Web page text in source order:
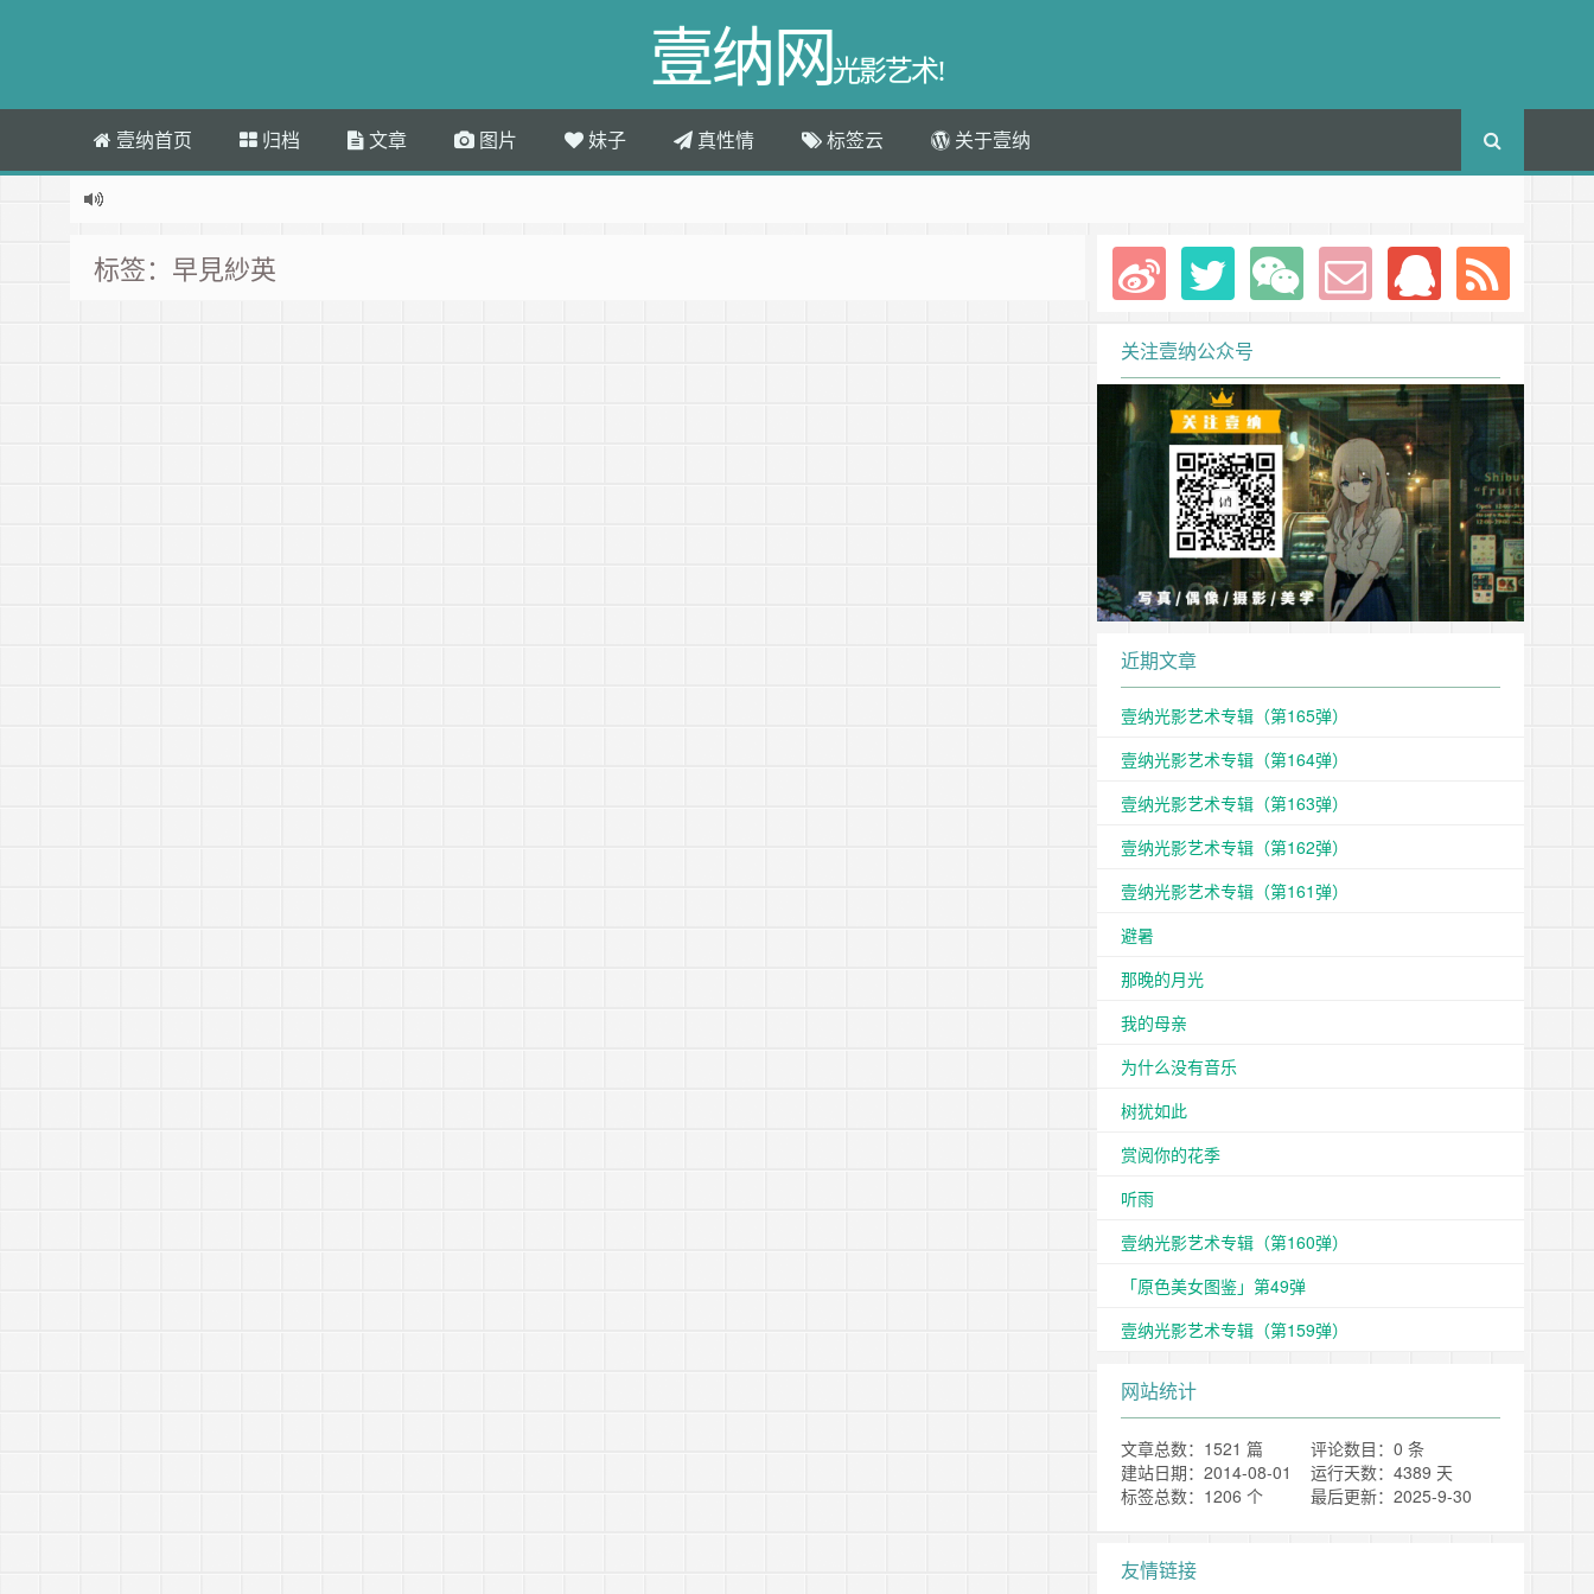
壹纳网光影艺术!
壹纳首页 归档 文章 图片 妹子 真性情 标签云 关于壹纳
标签：早見紗英
关注壹纳公众号
近期文章
壹纳光影艺术专辑（第165弹）
壹纳光影艺术专辑（第164弹）
壹纳光影艺术专辑（第163弹）
壹纳光影艺术专辑（第162弹）
壹纳光影艺术专辑（第161弹）
避暑
那晚的月光
我的母亲
为什么没有音乐
树犹如此
赏阅你的花季
听雨
壹纳光影艺术专辑（第160弹）
「原色美女图鉴」第49弹
壹纳光影艺术专辑（第159弹）
网站统计
文章总数：1521 篇
评论数目：0 条
建站日期：2014-08-01
运行天数：4389 天
标签总数：1206 个
最后更新：2025-9-30
友情链接